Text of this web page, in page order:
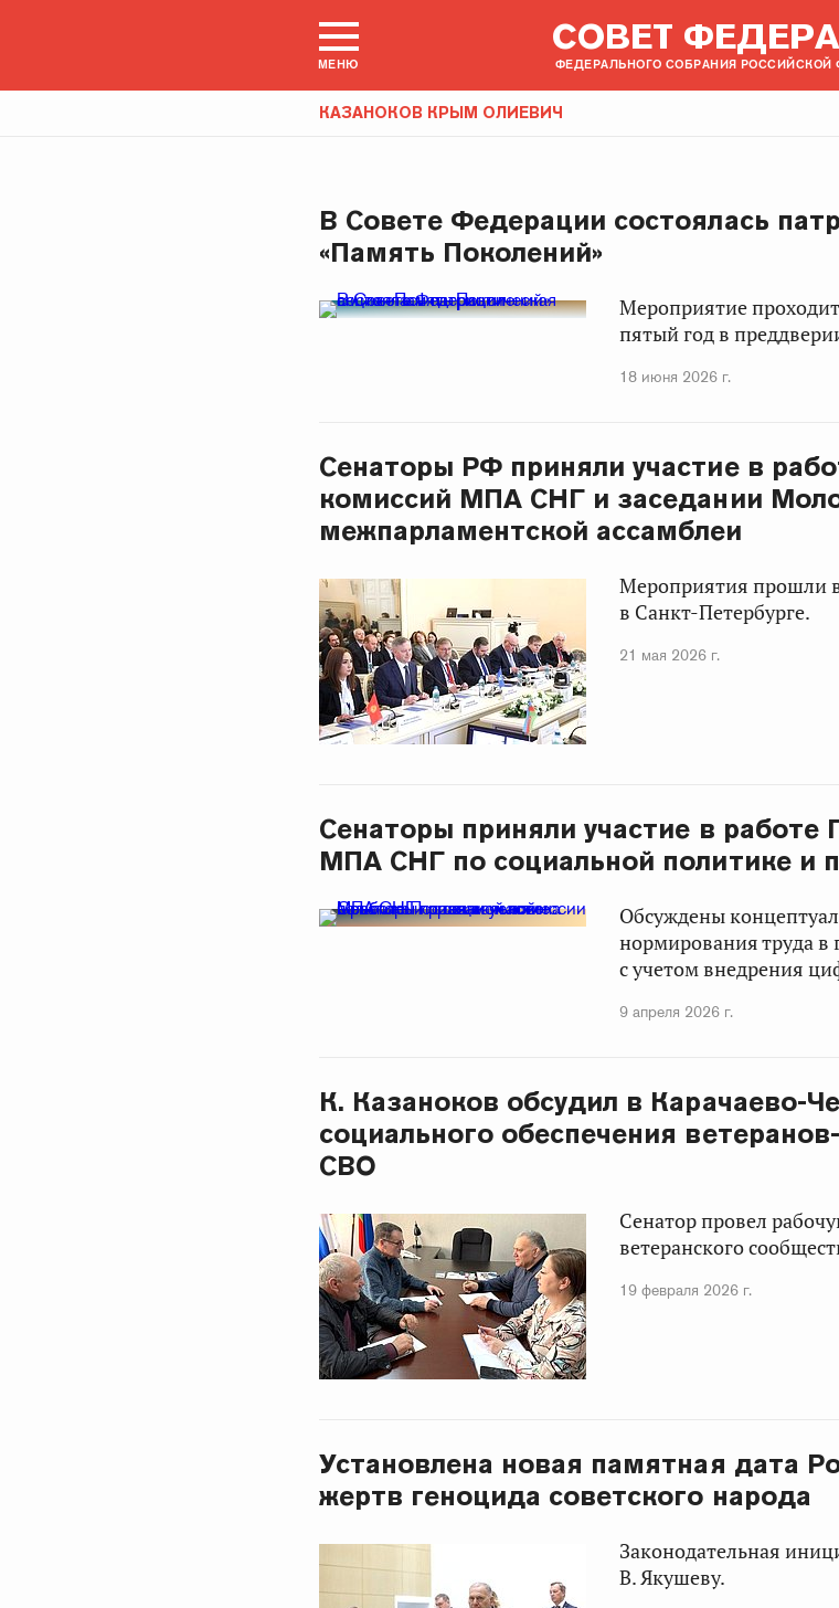
МЕНЮ
СОВЕТ
ФЕДЕРАЛЬНОГО СОБРАНИЯ РОССИЙСКОЙ
КАЗАНОКОВ КРЫМ ОЛИЕВИЧ
В Совете Федерации состоялась
«Память Поколений»
Мероприятие
пятый год в
18 июня 2026 г.
Сенаторы РФ приняли участие в
комиссий МПА СНГ и заседании
межпарламентской ассамблеи
Мероприятия прошли
в Санкт-Петербурге.
21 мая 2026 г.
Сенаторы приняли участие в работе
МПА СНГ по социальной политике и
Обсуждены
нормирования труда в
с учетом внедрения
9 апреля 2026 г.
К. Казаноков обсудил в Карачаево-
социального обеспечения
СВО
Сенатор провел
ветеранского
19 февраля 2026 г.
Установлена новая памятная дата
жертв геноцида советского народа
Законодательная
В. Якушеву.